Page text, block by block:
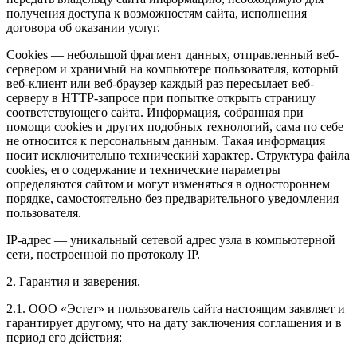
получения доступа к возможностям сайта, исполнения
договора об оказании услуг.
Cookies — небольшой фрагмент данных, отправленный веб-
сервером и хранимый на компьютере пользователя, который
веб-клиент или веб-браузер каждый раз пересылает веб-
серверу в HTTP-запросе при попытке открыть страницу
соответствующего сайта. Информация, собранная при
помощи cookies и других подобных технологий, сама по себе
не относится к персональным данным. Такая информация
носит исключительно технический характер. Структура файла
cookies, его содержание и технические параметры
определяются сайтом и могут изменяться в одностороннем
порядке, самостоятельно без предварительного уведомления
пользователя.
IP-адрес — уникальный сетевой адрес узла в компьютерной
сети, построенной по протоколу IP.
2. Гарантия и заверения.
2.1. ООО «Эстет» и пользователь сайта настоящим заявляет и
гарантирует другому, что на дату заключения соглашения и в
период его действия: